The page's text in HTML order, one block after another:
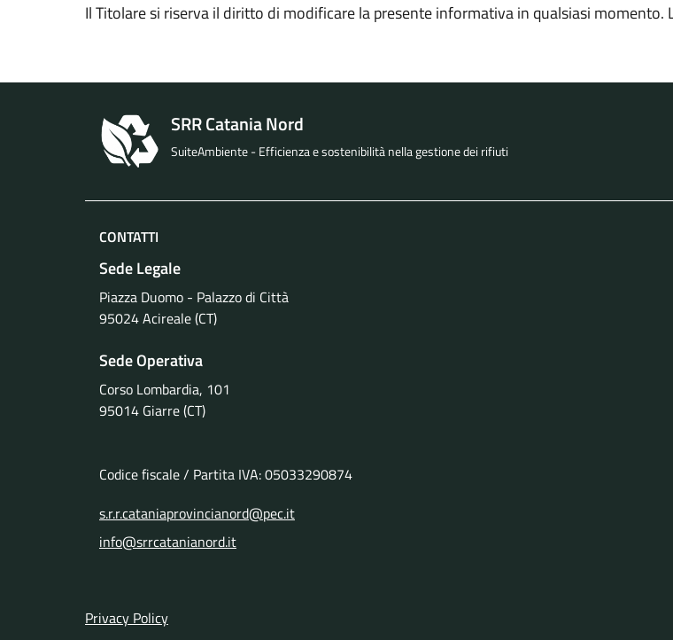
Il Titolare si riserva il diritto di modificare la presente informativa in qualsiasi momento.
SRR Catania Nord
SuiteAmbiente - Efficienza e sostenibilità nella gestione dei rifiuti
CONTATTI
Sede Legale
Piazza Duomo - Palazzo di Città
95024 Acireale (CT)
Sede Operativa
Corso Lombardia, 101
95014 Giarre (CT)
Codice fiscale / Partita IVA: 05033290874
s.r.r.cataniaprovincianord@pec.it
info@srrcatanianord.it
Link Utili
Privacy Policy